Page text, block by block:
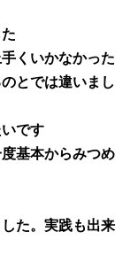
くいかなかった
とでは違いまし
です
基本からみつめ
た。実践も出来